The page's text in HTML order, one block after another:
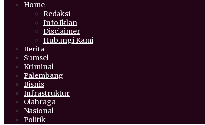
Home
Redaksi
Info Iklan
Disclaimer
Hubungi Kami
Berita
Sumsel
Kriminal
Palembang
Bisnis
Infrastruktur
Olahraga
Nasional
Politik